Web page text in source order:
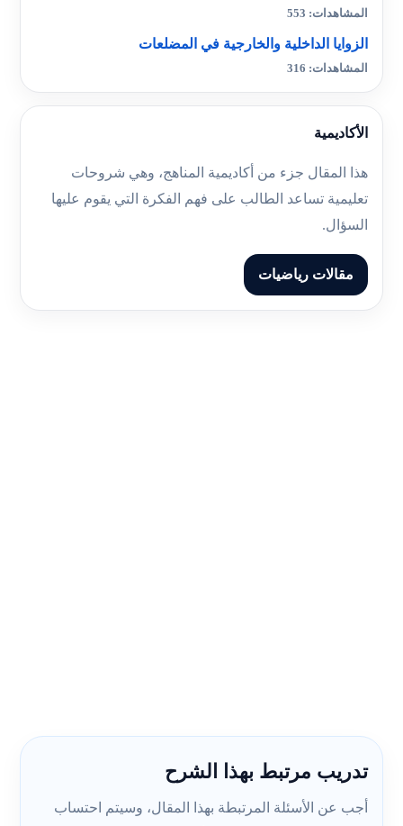
المشاهدات: 553
الزوايا الداخلية والخارجية في المضلعات
المشاهدات: 316
الأكاديمية
هذا المقال جزء من أكاديمية المناهج، وهي شروحات
تعليمية تساعد الطالب على فهم الفكرة التي يقوم عليها
السؤال.
مقالات رياضيات
تدريب مرتبط بهذا الشرح
أجب عن الأسئلة المرتبطة بهذا المقال، وسيتم احتساب